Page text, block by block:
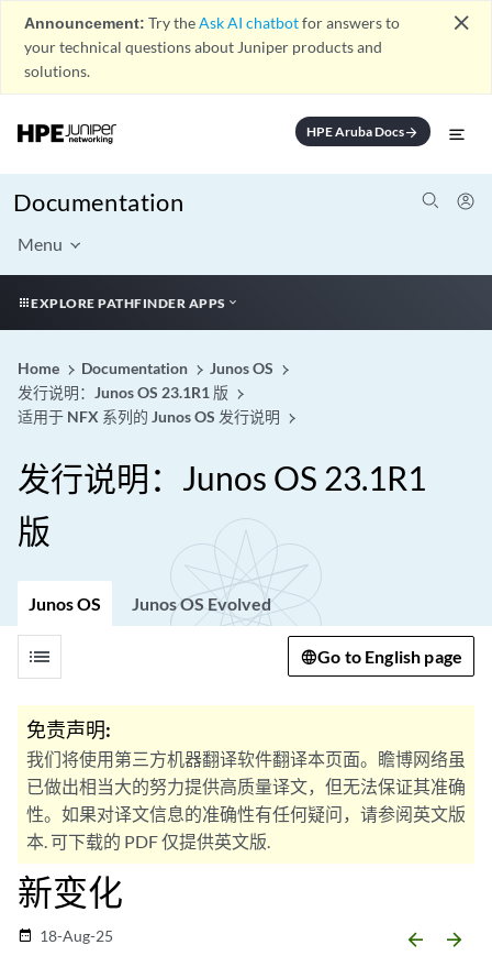
Announcement: Try theAsk AI chatbotfor answers to
your technical questions about Juniper products and
solutions.
close
HPE Aruba Docsarrow_forward
Documentation
Menu
EXPLORE PATHFINDER APPS
Home Documentation
Junos OS
发行说明：Junos OS 23.1R1 版
适用于 NFX 系列的 Junos OS 发行说明
发行说明：Junos OS 23.1R1
版
Junos OS Junos OS Evolved
list Go to English page
免责声明:
我们将使用第三方机器翻译软件翻译本页面。瞻博网络虽
已做出相当大的努力提供高质量译文，但无法保证其准确
性。如果对译文信息的准确性有任何疑问，请参阅英文版
本. 可下载的 PDF 仅提供英文版.
新变化
date_range 18-Aug-25 arrow_backward arrow_forward